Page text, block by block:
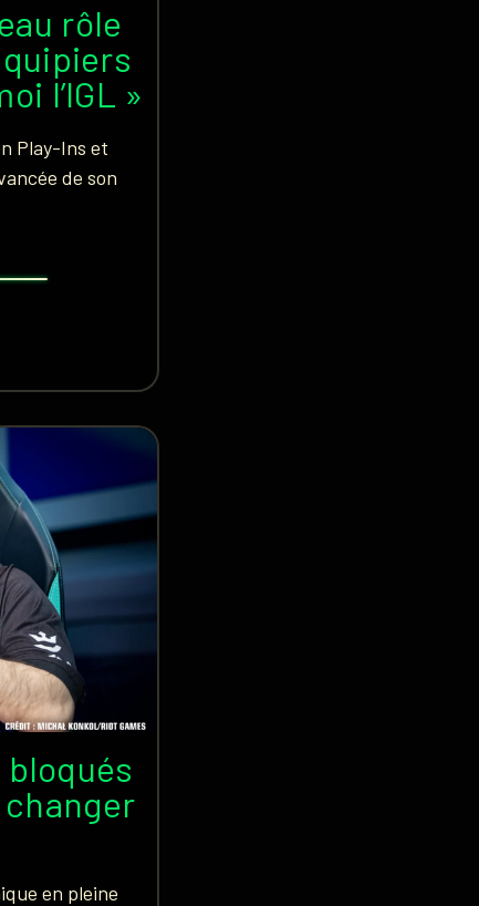
rôle
l’IGL »
Play-Ins et
de son
en pleine